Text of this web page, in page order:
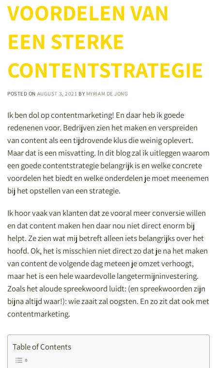
VOORDELEN VAN
EEN STERKE
CONTENTSTRATEGIE
POSTED ON AUGUST 3, 2021 BY MYRIAM DE JONG
Ik ben dol op contentmarketing! En daar heb ik goede
redenenen voor. Bedrijven zien het maken en verspreiden
van content als een tijdrovende klus die weinig oplevert.
Maar dat is een misvatting. In dit blog zal ik uitleggen waarom
een goede contentstrategie belangrijk is en welke concrete
voordelen het biedt en welke onderdelen je moet meenemen
bij het opstellen van een strategie.
Ik hoor vaak van klanten dat ze vooral meer conversie willen
en dat content maken hen daar nou niet direct enorm bij
helpt. Ze zien wat mij betreft alleen iets belangrijks over het
hoofd. Ok, het is misschien niet direct zo dat je na het maken
van content de volgende dag meteen je omzet verhoogt,
maar het is een hele waardevolle langetermijninvestering.
Zoals het aloude spreekwoord luidt: (en spreekwoorden zijn
bijna altijd waar!): wie zaait zal oogsten. En zo zit dat ook met
contentmarketing.
Table of Contents